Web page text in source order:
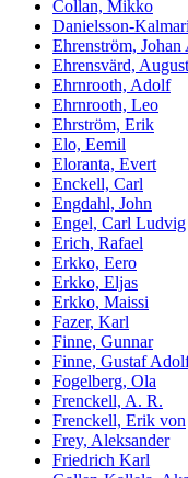
Collan, Mikko
Danielsson-
Ehrenström, Johan
Ehrensvärd,
Ehrnrooth, Adolf
Ehrnrooth, Leo
Ehrström, Erik
Elo, Eemil
Eloranta, Evert
Enckell, Carl
Engdahl, John
Engel, Carl Ludvig
Erich, Rafael
Erkko, Eero
Erkko, Eljas
Erkko, Maissi
Fazer, Karl
Finne, Gunnar
Finne, Gustaf
Fogelberg, Ola
Frenckell, A. R.
Frenckell, Erik von
Frey, Aleksander
Friedrich Karl